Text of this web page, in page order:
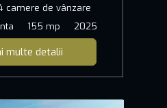
camere de vânzare
155 mp 2025
multe detalii